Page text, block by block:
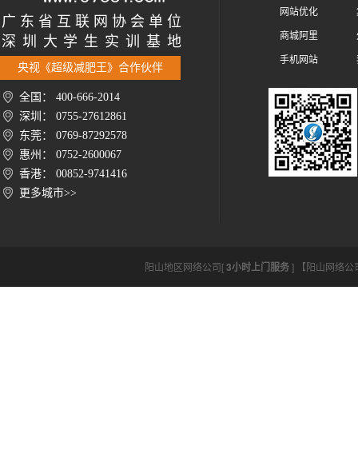
广 东 省 互 联 网 协 会 单 位
深 圳 大 学 生 实 训 基 地
央视《超级减肥王》合作伙伴
全国： 400-666-2014
深圳： 0755-27612861
东莞： 0769-87292578
惠州： 0752-2600067
香港： 00852-9741416
更多城市>>
网站优化
商城阿里
手机网站
阳山地区网络公司[3小时上门服务] 【阳山网络